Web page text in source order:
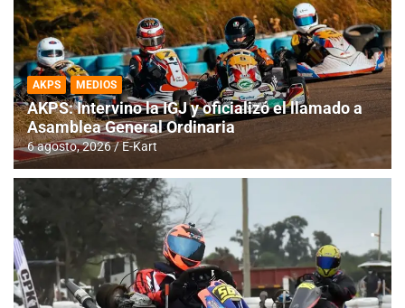
AKPS MEDIOS
AKPS: Intervino la IGJ y oficializó el llamado a
Asamblea General Ordinaria
6 agosto, 2026 E-Kart